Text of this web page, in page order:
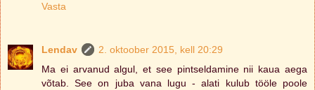
Vasta
Lendav
2. oktoober 2015, kell 20:29
Ma ei arvanud algul, et see pintseldamine nii kaua aega
võtab. See on juba vana lugu - alati kulub tööle poole